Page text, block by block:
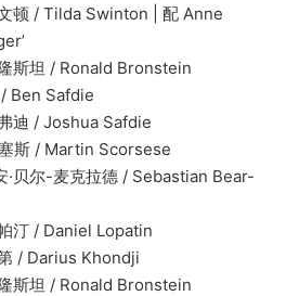
Swinton | 配 Anne
坦 / Ronald Bronstein
Safdie
Joshua Safdie
斯 / Martin Scorsese
克拉德 / Sebastian Bear-
/ Daniel Lopatin
Darius Khondji
坦 / Ronald Bronstein